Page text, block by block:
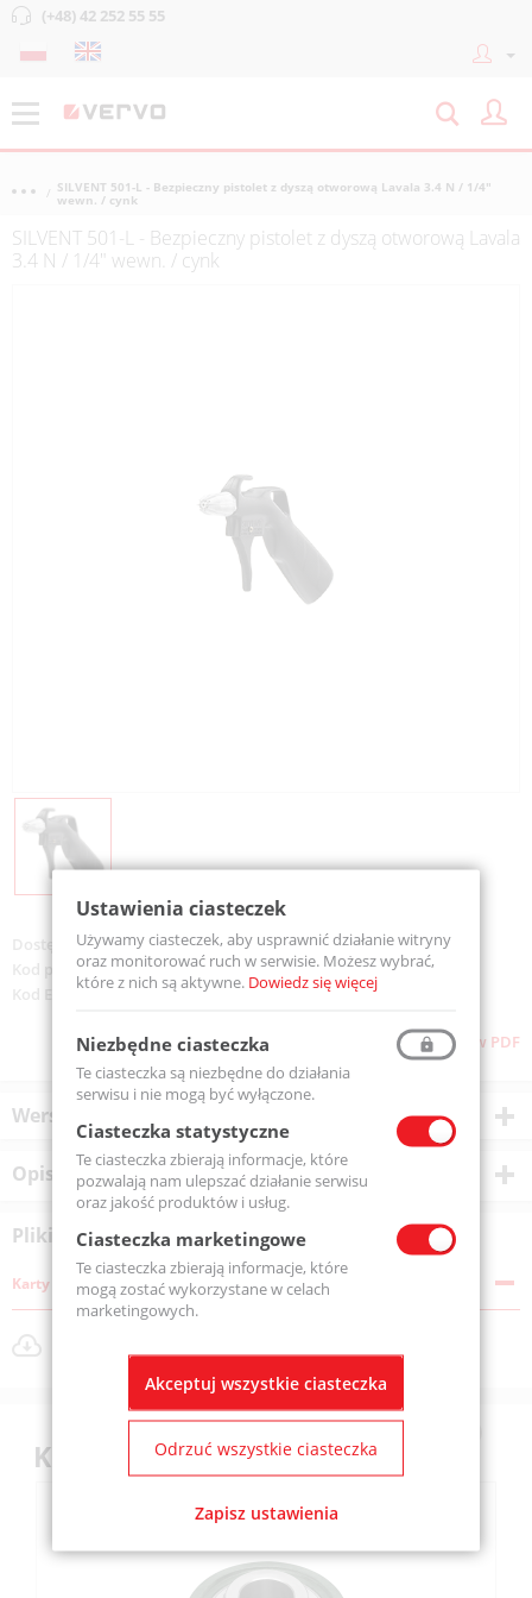
(+48) 42 252 55 55
SILVENT 501-L - Bezpieczny pistolet z dyszą otworową Lavala 3.4 N / 1/4"
wewn. / cynk
SILVENT 501-L - Bezpieczny pistolet z dyszą otworową Lavala
3.4 N / 1/4" wewn. / cynk
Dostępność:Dostępny
Kod produktu:501-L
Kod EAN:733312006067
Pliki do pobrania Pobierz stronę w PDF
Wersje produktu
Opis produktu
Pliki do pobrania
Karty katalogowe
Rozmiar pliku: 509 KB
Klienci kupili również
Ustawienia ciasteczek
Używamy ciasteczek, aby usprawnić działanie witryny
oraz monitorować ruch w serwisie. Możesz wybrać,
które z nich są aktywne. Dowiedz się więcej
Niezbędne ciasteczka
Te ciasteczka są niezbędne do działania
serwisu i nie mogą być wyłączone.
Ciasteczka statystyczne
Te ciasteczka zbierają informacje, które
pozwalają nam ulepszać działanie serwisu
oraz jakość produktów i usług.
Ciasteczka marketingowe
Te ciasteczka zbierają informacje, które
mogą zostać wykorzystane w celach
marketingowych.
Akceptuj wszystkie ciasteczka
Odrzuć wszystkie ciasteczka
Zapisz ustawienia